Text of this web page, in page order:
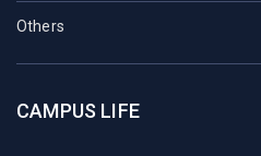
Others
CAMPUS LIFE